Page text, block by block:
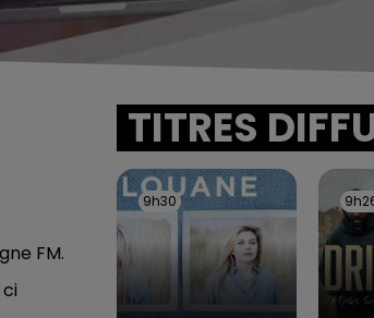
FM.
TITRES
9h30
9h30